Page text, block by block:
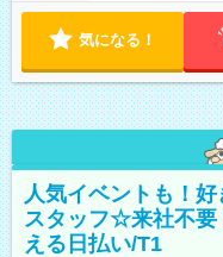
気になる！
人気イベントも！
スタッフ☆来社不要
える日払い/T1